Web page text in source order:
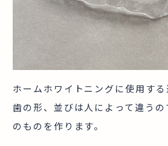
ホームホワイトニングに使用する
歯の形、並びは人によって違う
のものを作ります。